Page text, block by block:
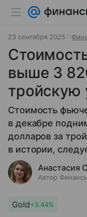
23 сентября 2025
выше 3
тройскую
Стоимость
в декабре
долларов за
в истории,
Анастасия
Автор
Gold+3.44%